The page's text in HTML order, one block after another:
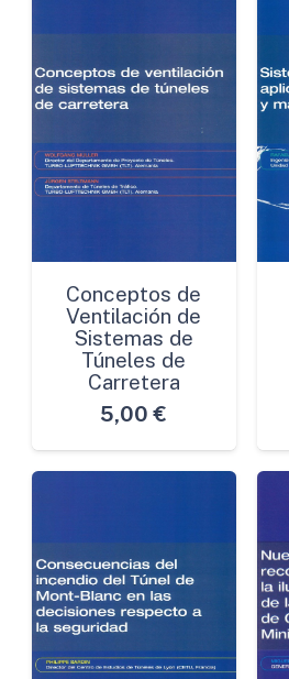
cantidad
Conceptos de
Ventilación de
Sistemas de
Túneles de
Carretera
5,00 €